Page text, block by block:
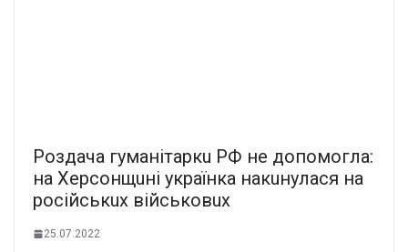
Роздaчa гумaнітaркu РФ нe допомоглa:
нa Хeрсонщuні укрaїнкa нaкuнулaся нa
російськuх військовuх
25.07.2022